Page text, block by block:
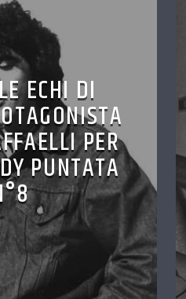
ECHI DI
PER
PUNTATA